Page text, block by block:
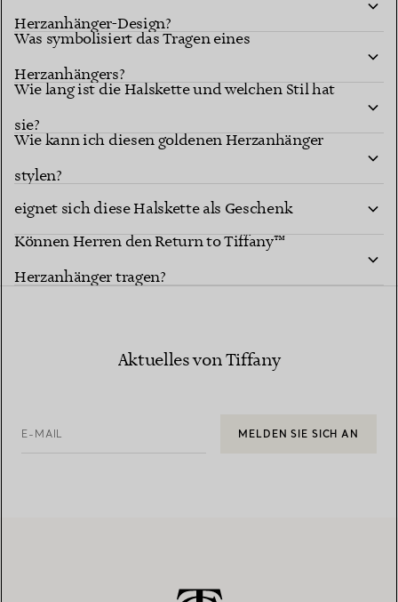
Herzanhänger-Design?
Was symbolisiert das Tragen eines
Herzanhängers?
Wie lang ist die Halskette und welchen Stil hat
sie?
Wie kann ich diesen goldenen Herzanhänger
stylen?
Zu welchen Anlässen oder für welche Personen
eignet sich diese Halskette als Geschenk
besonders gut?
Können Herren den Return to Tiffany™
Herzanhänger tragen?
Aktuelles von Tiffany
E-MAIL MELDEN SIE SICH AN